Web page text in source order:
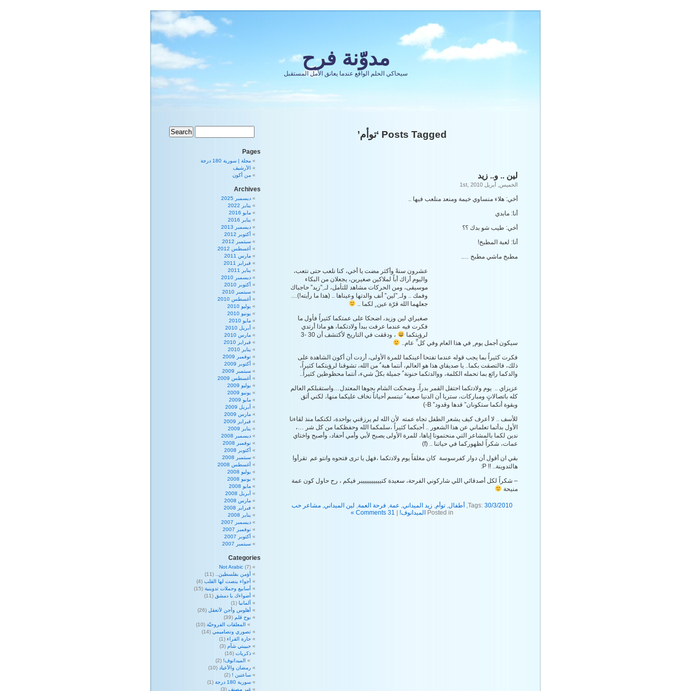
مدوّنة فرح
سيحاكي الحلم الواقع عندما يعانق الأمل المستقبل
Posts Tagged ‘توأم’
لين .. و.. زيد
الخميس, أبريل 1st, 2010
أخي: هلاء منساوي خيمة ومنعد منلعب فيها ..
أنا: مابدي
أخي: طيب شو بدك ؟؟
أنا: لعبة المطبخ!
مطبخ ماشي مطبخ ….
عشرون سنةً وأكثر مضت يا أخي، كنا نلعب حتى نتعب،
واليوم أراك أباً لملاكين صغيرين، يجعلان من البكاء
موسيقى، ومن الحركات مشاهد للتأمل، لـ ِ”زيد” حاجباك
وفمك .. ولـ ِ”لين” أنف والدتها وعيناها .. (هذا ما رأيته!)…
جعلهما الله قرّة عين ٍ لكما ..
صغيراي لين وزيد، اضحكا على عمتكما كثيراً فأول ما
فكرت فيه عندما عرفت ببدأ ولادتكما، هو ماذا أرتدي
لرؤيتكما
، ودققت في التاريخ لأكتشف أن 30 -3
سيكون أجمل يوم ٍ في هذا العام وفي كل ِّ عام..
فكرت كثيراً بما يجب قوله عندما تفتحا أعينكما للمرة الأولى، أردت أن أكون الشاهدة على
ذلك، فالتصقت بكما.. يا صديقاي هذا هو العالم، أنتما هبة ٌ من الله، تشوقنا لرؤيتكما كثيراً،
والدكما رائع بما تحمله الكلمة، ووالدتكما حنونة ٌ جميلة بكلّ شيء، أنتما محظوظين كثيراً..
عزيزاي .. يوم ولادتكما احتفل القمر بدراً، وضحكت الشام بجوها المعتدل…واستقبلكم العالم
كله باتصالاتٍ ومباركات، ستريا أن الدنيا صعبة ٌ تبتسم أحياناً نخاف عليكما منها، لكني أثق
وبقوة أنكما ستكونان” قدها وقدود” B-)
للأسف .. لا أعرف كيف يشعر الطفل تجاه عمته لأن الله لم يرزقني بواحدة، لكنكما منذ لقاءنا
الأول بدأتما تعلماني عن هذا الشعور .. أحبكما كثيراً ،سلمكما الله وحفظكما من كل شر …،
ندين لكما بالمشاعر التي منحتمونا إياها، للمرة الأولى يصبح لأبي وأمي أحفاد، وأصبح واختاي
عمات، شكراً لظهوركما في حياتنا .. (f)
بقي ان أقول أن دوار كفرسوسة كان مغلقاً يوم ولادتكما ،فهل يا ترى فتحوه وانتو عم تقرأوا
هالتدوينة.. !! P:
– شكراً لكل أصدقائي اللي شاركوني الفرحة، سعيدة كتيييييييييير فيكم ، رح حاول كون عمة
منيحة
Tags: 30/3/2010
, أطفال, توأم, زيد الميداني, عمة, فرحة العمة, لين الميداني, مشاعر حب
Posted in
الميدانوف! 31 Comments »
Pages
مجلة | سورية 180 درجة
الأرشيف
من أكون
Archives
ديسمبر 2025
يناير 2022
مايو 2016
يناير 2016
ديسمبر 2013
أكتوبر 2012
سبتمبر 2012
أغسطس 2012
مارس 2011
فبراير 2011
يناير 2011
ديسمبر 2010
أكتوبر 2010
سبتمبر 2010
أغسطس 2010
يوليو 2010
يونيو 2010
مايو 2010
أبريل 2010
مارس 2010
فبراير 2010
يناير 2010
نوفمبر 2009
أكتوبر 2009
سبتمبر 2009
أغسطس 2009
يوليو 2009
يونيو 2009
مايو 2009
أبريل 2009
مارس 2009
فبراير 2009
يناير 2009
ديسمبر 2008
نوفمبر 2008
أكتوبر 2008
سبتمبر 2008
أغسطس 2008
يوليو 2008
يونيو 2008
مايو 2008
أبريل 2008
مارس 2008
فبراير 2008
يناير 2008
ديسمبر 2007
نوفمبر 2007
أكتوبر 2007
سبتمبر 2007
Categories
Not Arabic (7)
أؤمن بفلسطين..
(11)
أجواء ينصت لها القلب (4)
أسابيع وحملات تدوينية (15)
أضواءك يا دمشق (11)
ألمانيا (1)
أهلوس وأجن لأتعقل (26)
بوح قلم (39)
المعلقات الفروحيّة (10)
تصوري وتصاميمي (14)
حارة القراء (1)
حبيبتي شآم (3)
ذكريات (16)
الميدانوف! (2)
رمضان والأعياد (10)
ساعتين ! (2)
سورية 180 درجة
(1)
غير مصنف (3)